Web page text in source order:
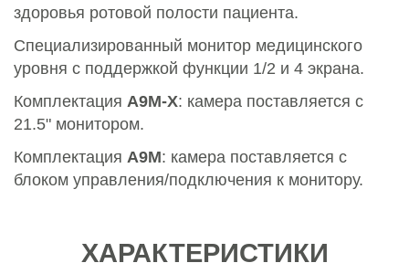
здоровья ротовой полости пациента.
Специализированный монитор медицинского
уровня с поддержкой функции 1/2 и 4 экрана.
Комплектация A9M-X: камера поставляется с
21.5" монитором.
Комплектация A9M: камера поставляется с
блоком управления/подключения к монитору.
ХАРАКТЕРИСТИКИ